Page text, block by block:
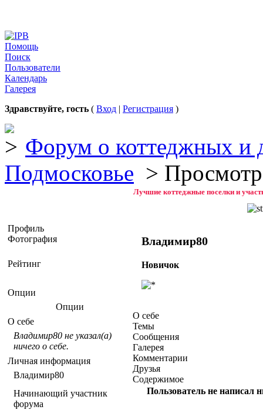
Помощь
Поиск
Пользователи
Календарь
Галерея
Здравствуйте, гость ( Вход | Регистрация )
Форум о коттеджных и
Подмосковье >
Лучшие коттеджные поселки и
Профиль
Фотография
Рейтинг
Опции
Опции
О себе
Владимир80 не указал(а)
ничего о себе.
Личная информация
Владимир80
Начинающий участник
форума
Владимир80
Новичок
О себе
Темы
Сообщения
Галерея
Комментарии
Друзья
Содержимое
Пользователь не написал